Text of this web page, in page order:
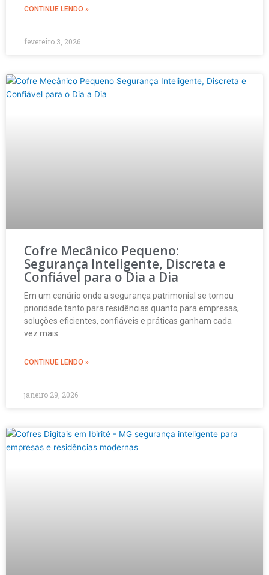
CONTINUE LENDO »
fevereiro 3, 2026
Cofre Mecânico Pequeno:
Segurança Inteligente, Discreta e
Confiável para o Dia a Dia
Em um cenário onde a segurança patrimonial se tornou
prioridade tanto para residências quanto para empresas,
soluções eficientes, confiáveis e práticas ganham cada
vez mais
CONTINUE LENDO »
janeiro 29, 2026